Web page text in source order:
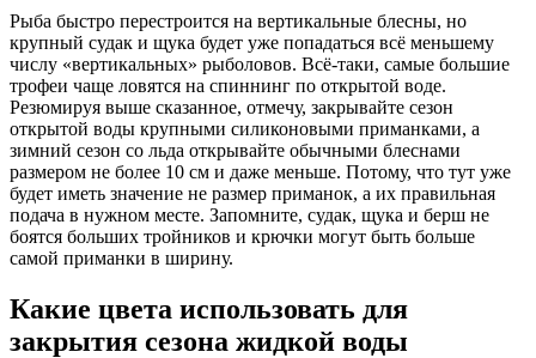
Рыба быстро перестроится на вертикальные блесны, но
крупный судак и щука будет уже попадаться всё меньшему
числу «вертикальных» рыболовов. Всё-таки, самые большие
трофеи чаще ловятся на спиннинг по открытой воде.
Резюмируя выше сказанное, отмечу, закрывайте сезон
открытой воды крупными силиконовыми приманками, а
зимний сезон со льда открывайте обычными блеснами
размером не более 10 см и даже меньше. Потому, что тут уже
будет иметь значение не размер приманок, а их правильная
подача в нужном месте. Запомните, судак, щука и берш не
боятся больших тройников и крючки могут быть больше
самой приманки в ширину.
Какие цвета использовать для
закрытия сезона жидкой воды